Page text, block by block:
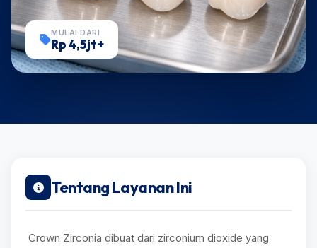
MULAI DARI
Rp 4,5jt+
Tentang Layanan Ini
Crown Zirconia dibuat dari zirconium dioxide yang